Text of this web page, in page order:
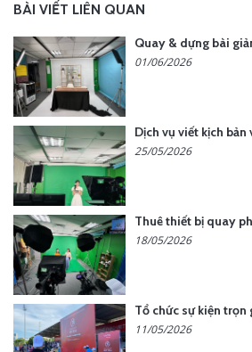
BÀI VIẾT LIÊN QUAN
01/06/2026
25/05/2026
18/05/2026
11/05/2026